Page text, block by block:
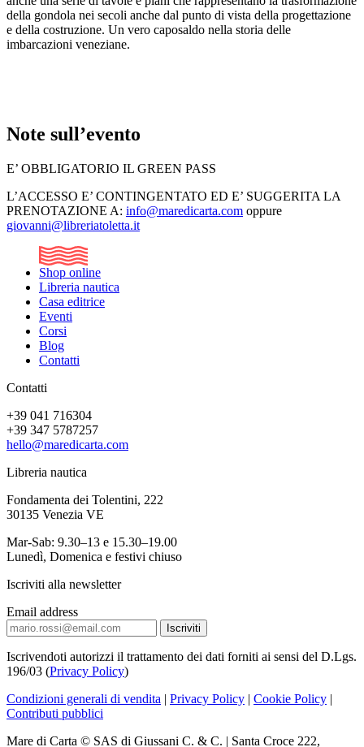
della gondola nei secoli anche dal punto di vista della progettazione
e della costruzione. Un vero caposaldo nella storia delle
imbarcazioni veneziane.
Note sull’evento
E’ OBBLIGATORIO IL GREEN PASS
L’ACCESSO E’ CONTINGENTATO ED E’ SUGGERITA LA
PRENOTAZIONE A: info@maredicarta.com oppure
giovanni@libreriatoletta.it
Shop online
Libreria nautica
Casa editrice
Eventi
Corsi
Blog
Contatti
Contatti
+39 041 716304
+39 347 5787257
hello@maredicarta.com
Libreria nautica
Fondamenta dei Tolentini, 222
30135 Venezia VE
Mar-Sab: 9.30–13 e 15.30–19.00
Lunedì, Domenica e festivi chiuso
Iscriviti alla newsletter
Email address
Iscrivendoti autorizzi il trattamento dei dati forniti ai sensi del D.Lgs.
196/03 (Privacy Policy)
Condizioni generali di vendita | Privacy Policy | Cookie Policy |
Contributi pubblici
Mare di Carta © SAS di Giussani C. & C. | Santa Croce 222,